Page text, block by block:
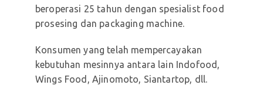
beroperasi 25 tahun dengan spesialist food
prosesing dan packaging machine.
Konsumen yang telah mempercayakan
kebutuhan mesinnya antara lain Indofood,
Wings Food, Ajinomoto, Siantartop, dll.